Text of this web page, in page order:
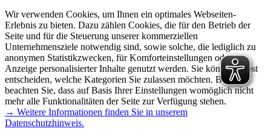
Wir verwenden Cookies, um Ihnen ein optimales Webseiten-
Erlebnis zu bieten. Dazu zählen Cookies, die für den Betrieb der
Seite und für die Steuerung unserer kommerziellen
Unternehmensziele notwendig sind, sowie solche, die lediglich zu
anonymen Statistikzwecken, für Komforteinstellungen oder zur
Anzeige personalisierter Inhalte genutzt werden. Sie können selbst
entscheiden, welche Kategorien Sie zulassen möchten. Bitte
beachten Sie, dass auf Basis Ihrer Einstellungen womöglich nicht
mehr alle Funktionalitäten der Seite zur Verfügung stehen.
→ Weitere Informationen finden Sie in unserem
Datenschutzhinweis.